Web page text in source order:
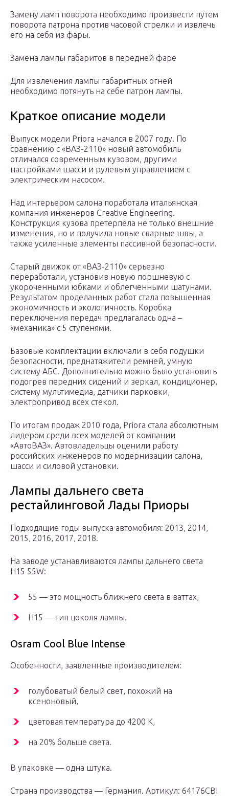
Замену ламп поворота необходимо произвести путем
поворота патрона против часовой стрелки и извлечь
его на себя из фары.
Замена лампы габаритов в передней фаре
Для извлечения лампы габаритных огней
необходимо потянуть на себе патрон лампы.
Краткое описание модели
Выпуск модели Priora начался в 2007 году. По
сравнению с «ВАЗ-2110» новый автомобиль
отличался современным кузовом, другими
настройками шасси и рулевым управлением с
электрическим насосом.
Над интерьером салона поработала итальянская
компания инженеров Creative Engineering.
Конструкция кузова претерпела не только внешние
изменения, но и получила новые сварные швы, а
также усиленные элементы пассивной безопасности.
Старый движок от «ВАЗ-2110» серьезно
переработали, установив новую поршневую с
укороченными юбками и облегченными шатунами.
Результатом проделанных работ стала повышенная
экономичность и экологичность. Коробка
переключения передач предлагалась одна –
«механика» с 5 ступенями.
Базовые комплектации включали в себя подушки
безопасности, преднатяжители ремней, умную
систему АБС. Дополнительно можно было установить
подогрев передних сидений и зеркал, кондиционер,
систему мультимедиа, датчики парковки,
электропривод всех стекол.
По итогам продаж 2010 года, Priora стала абсолютным
лидером среди всех моделей от компании
«АвтоВАЗ». Автовладельцы оценили работу
российских инженеров по модернизации салона,
шасси и силовой установки.
Лампы дальнего света
рестайлинговой Лады Приоры
Подходящие годы выпуска автомобиля: 2013, 2014,
2015, 2016, 2017, 2018.
На заводе устанавливаются лампы дальнего света
H15 55W:
55 — это мощность ближнего света в ваттах,
H15 — тип цоколя лампы.
Osram Cool Blue Intense
Особенности, заявленные производителем:
голубоватый белый свет, похожий на
ксеноновый,
цветовая температура до 4200 K,
на 20% больше света.
В упаковке — одна штука.
Страна производства — Германия. Артикул: 64176CBI